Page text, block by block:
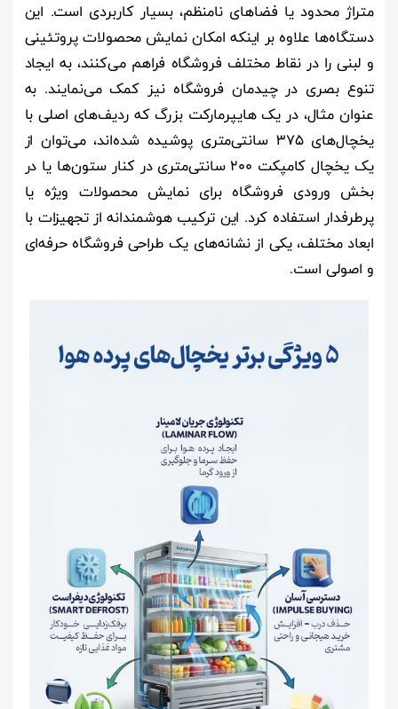
متراژ محدود یا فضاهای نامنظم، بسیار کاربردی است. این
دستگاه‌ها علاوه بر اینکه امکان نمایش محصولات پروتئینی
و لبنی را در نقاط مختلف فروشگاه فراهم می‌کنند، به ایجاد
تنوع بصری در چیدمان فروشگاه نیز کمک می‌نمایند. به
عنوان مثال، در یک هایپرمارکت بزرگ که ردیف‌های اصلی با
یخچال‌های ۳۷۵ سانتی‌متری پوشیده شده‌اند، می‌توان از
یک یخچال کامپکت ۲۰۰ سانتی‌متری در کنار ستون‌ها یا در
بخش ورودی فروشگاه برای نمایش محصولات ویژه یا
پرطرفدار استفاده کرد. این ترکیب هوشمندانه از تجهیزات با
ابعاد مختلف، یکی از نشانه‌های یک طراحی فروشگاه حرفه‌ای
و اصولی است.